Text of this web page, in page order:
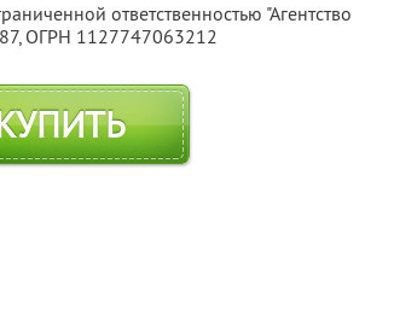
ответственностью "Агентство
, ОГРН 1127747063212